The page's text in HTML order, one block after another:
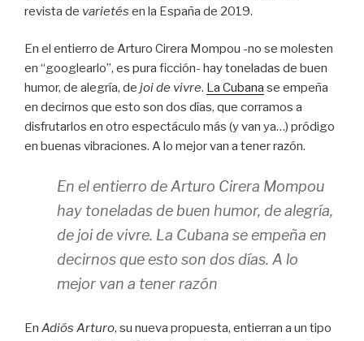
revista de varietés en la España de 2019.
En el entierro de Arturo Cirera Mompou -no se molesten
en “googlearlo”, es pura ficción- hay toneladas de buen
humor, de alegría, de joi de vivre. La Cubana se empeña
en decirnos que esto son dos días, que corramos a
disfrutarlos en otro espectáculo más (y van ya…) pródigo
en buenas vibraciones. A lo mejor van a tener razón.
En el entierro de Arturo Cirera Mompou
hay toneladas de buen humor, de alegría,
de joi de vivre. La Cubana se empeña en
decirnos que esto son dos días. A lo
mejor van a tener razón
En Adiós Arturo, su nueva propuesta, entierran a un tipo